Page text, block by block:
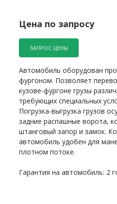
Цена по запросу
ЗАПРОС ЦЕНЫ
Автомобиль оборудован
фургоном. Позволяет
кузове-фургоне грузы
требующих специальных
Погрузка-выгрузка грузов
задние распашные ворота,
штанговый запор и замок.
автомобиль удобен для
плотном потоке.
Гарантия на автомобиль: 2